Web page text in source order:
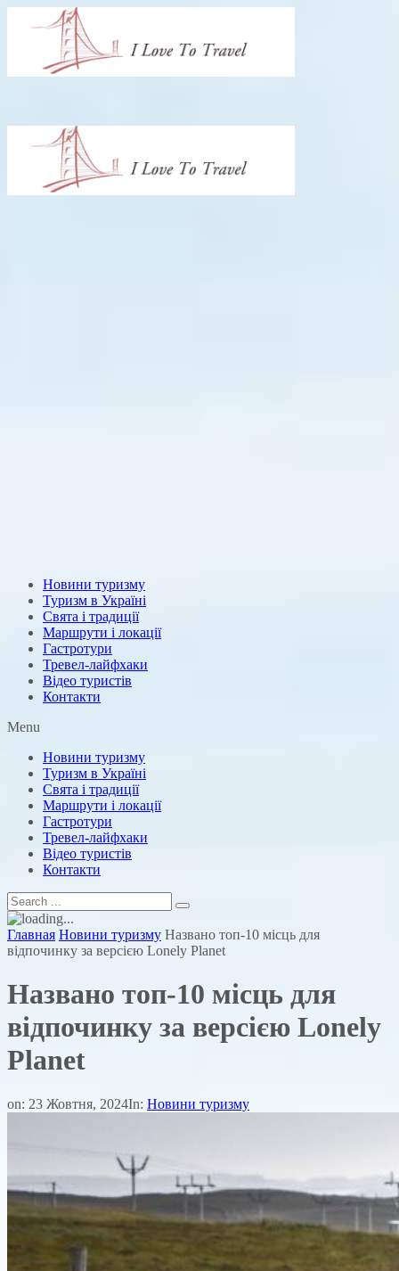
Новини туризму
Туризм в Україні
Свята і традиції
Маршрути і локації
Гастротури
Тревел-лайфхаки
Відео туристів
Контакти
Menu
Новини туризму
Туризм в Україні
Свята і традиції
Маршрути і локації
Гастротури
Тревел-лайфхаки
Відео туристів
Контакти
Главная Новини туризму Названо топ-10 місць для
відпочинку за версією Lonely Planet
Названо топ-10 місць для
відпочинку за версією Lonely
Planet
on: 23 Жовтня, 2024In: Новини туризму